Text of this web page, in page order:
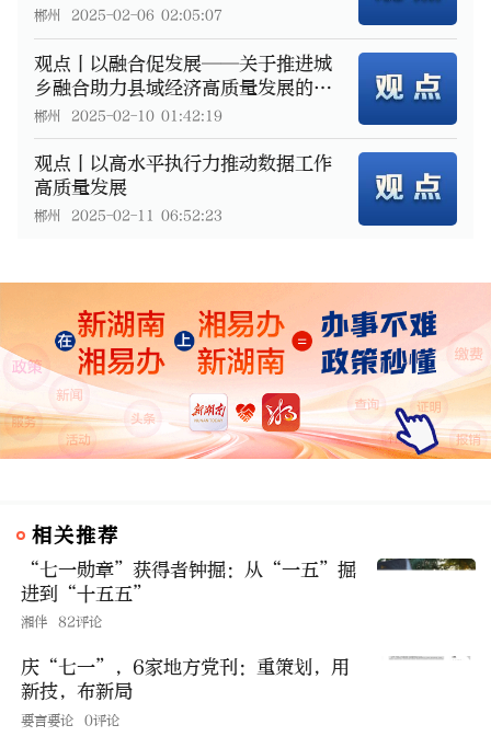
郴州 2025-02-06 02:05:07
观点丨以融合促发展——关于推进城
乡融合助力县域经济高质量发展的思
考
郴州 2025-02-10 01:42:19
观点丨以高水平执行力推动数据工作
高质量发展
郴州 2025-02-11 06:52:23
相关推荐
“七一勋章”获得者钟掘：从“一五”掘
进到“十五五”
湘伴 82评论
庆“七一”，6家地方党刊：重策划，用
新技，布新局
要言要论 0评论